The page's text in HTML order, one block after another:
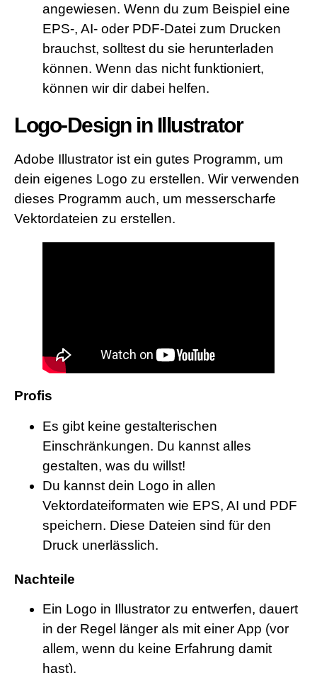
angewiesen. Wenn du zum Beispiel eine
EPS-, AI- oder PDF-Datei zum Drucken
brauchst, solltest du sie herunterladen
können. Wenn das nicht funktioniert,
können wir dir dabei helfen.
Logo-Design in Illustrator
Adobe Illustrator ist ein gutes Programm, um
dein eigenes Logo zu erstellen. Wir verwenden
dieses Programm auch, um messerscharfe
Vektordateien zu erstellen.
Profis
Es gibt keine gestalterischen
Einschränkungen. Du kannst alles
gestalten, was du willst!
Du kannst dein Logo in allen
Vektordateiformaten wie EPS, AI und PDF
speichern. Diese Dateien sind für den
Druck unerlässlich.
Nachteile
Ein Logo in Illustrator zu entwerfen, dauert
in der Regel länger als mit einer App (vor
allem, wenn du keine Erfahrung damit
hast).